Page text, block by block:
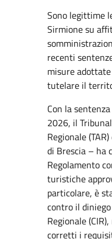
Sono legittime
Sirmione su
recenti
misure
tutelare il
Con la
2026, il
Regionale
di Brescia – ha
Regolamento
turistiche
particolare, è
contro il
Regionale
corretti i